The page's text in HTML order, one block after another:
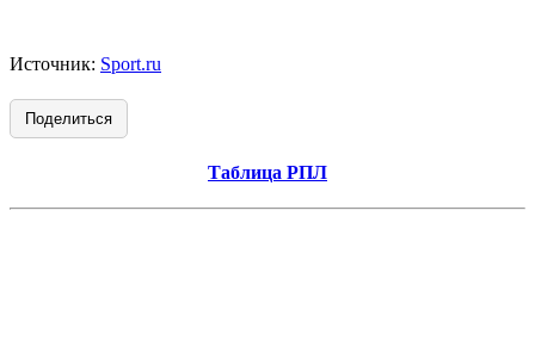
Источник: Sport.ru
Поделиться
Таблица РПЛ